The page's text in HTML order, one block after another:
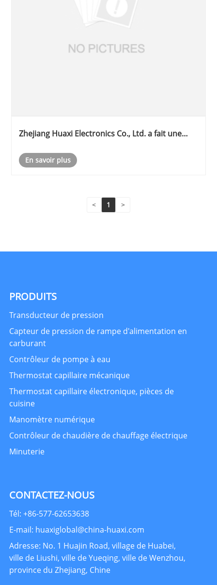
Zhejiang Huaxi Electronics Co., Ltd. a fait une
des appareils électriques de Liushi.
En savoir plus
< 1 >
PRODUITS
Transducteur de pression
Capteur de pression de rampe d'alimentation en
carburant
Contrôleur de pompe à eau
Thermostat capillaire mécanique
Thermostat capillaire électronique, pièces de
cuisine
Manomètre numérique
Contrôleur de chaudière de chauffage électrique
Minuterie
CONTACTEZ-NOUS
Tél: +86-577-62653638
E-mail: huaxiglobal@china-huaxi.com
Adresse: No. 1 Huajin Road, village de Huabei,
ville de Liushi, ville de Yueqing, ville de Wenzhou,
province du Zhejiang, Chine